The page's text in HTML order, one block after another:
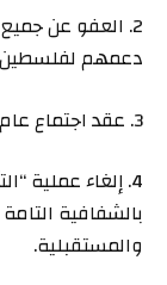
2. العفو عن
دعمهم لفلسطين
3. عقد اجتماع عام مع إدارة كلية برنارد.
4. إلغاء عملية
بالشفافية التامة
والمستقبلية.